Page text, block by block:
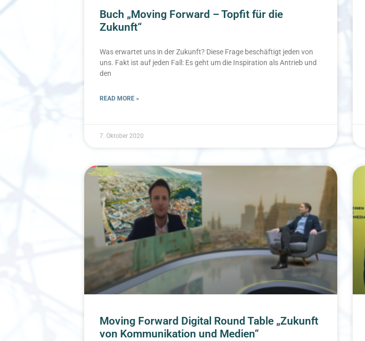
Buch „Moving Forward – Topfit für die
Zukunft“
Was erwartet uns in der Zukunft? Diese Frage beschäftigt jeden von
uns. Fakt ist auf jeden Fall: Es geht um die Inspiration als Antrieb und
den
READ MORE »
7. Oktober 2020
Moving Forward Digital Round Table „Zukunft
von Kommunikation und Medien“